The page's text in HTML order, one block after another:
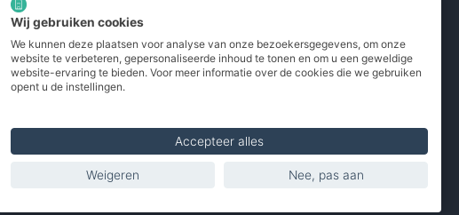
/ Opladers / Powerbanks / MiFi routers
telefoons
Wij gebruiken cookies
We kunnen deze plaatsen voor analyse van onze bezoekersgegevens, om onze
website te verbeteren, gepersonaliseerde inhoud te tonen en om u een geweldige
website-ervaring te bieden. Voor meer informatie over de cookies die we gebruiken
opent u de instellingen.
Accepteer alles
Weigeren Nee, pas aan